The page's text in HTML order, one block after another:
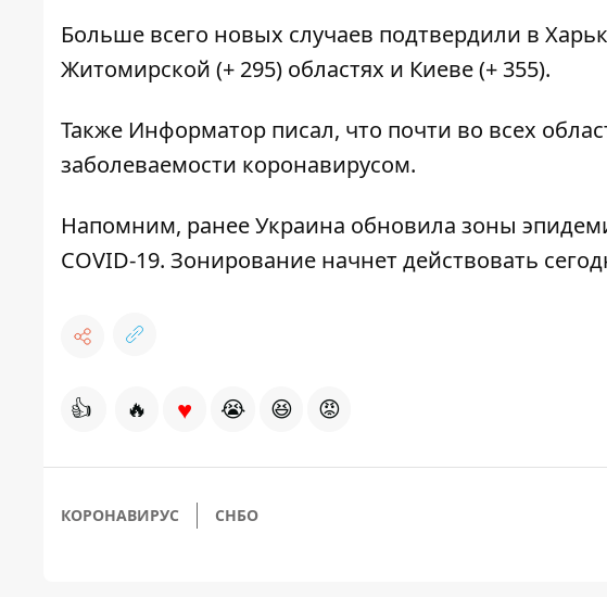
Больше всего новых случаев подтвердили в
Житомирской (+ 295) областях и Киеве (+ 355).
Также Информатор писал, что почти во всех
заболеваемости коронавирусом.
Напомним, ранееУкраина обновила зоны
COVID-19. Зонирование начнет действовать
👍 🔥 ♥ 😭 😆 😡
КОРОНАВИРУС СНБО